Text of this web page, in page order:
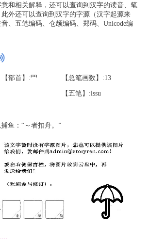
和相关解释，还可以查询到汉字的读音、笔
外还可以查询到汉字的字源（汉字起源来
、五笔编码、仓颉编码、郑码、Unicode编
【部首】:罒 【总笔画数】:13
【五笔】:lssu
鱼：“～者扣舟。”